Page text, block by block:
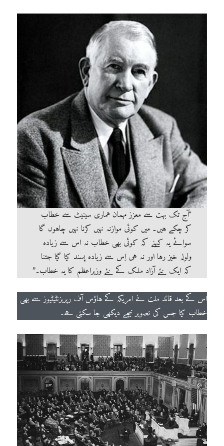
"آج تک بہت سے معزز مہمان ہماری سینیٹ سے خطاب
کر چکے ہیں۔ میں کوئی موازنہ نہیں کرنا نہیں چاہوں گا
سوائے یہ کہنے کہ کوئی بھی خطاب نہ اس سے زیادہ
ولولہ خیز رہا اور نہ ہی اِس سے زیادہ پسند کیا گیا جتنا
کہ ایک نئے آزاد ملک کے نئے وزیراعظم کا یہ خطاب۔”
اس کے بعد قائد ملت نے امریکہ کے ہاؤس آف رپریزنٹیٹیوز سے بھی
خطاب کیا جس کی تصویر نیچے دیکھی جا سکتی ہے۔